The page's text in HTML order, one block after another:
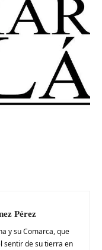
Pérez
y su Comarca, que
sentir de su tierra en